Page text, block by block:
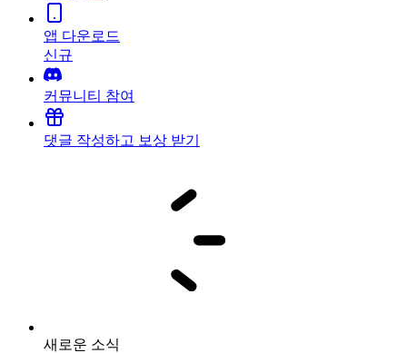
앱 다운로드
신규
커뮤니티 참여
댓글 작성하고 보상 받기
새로운 소식